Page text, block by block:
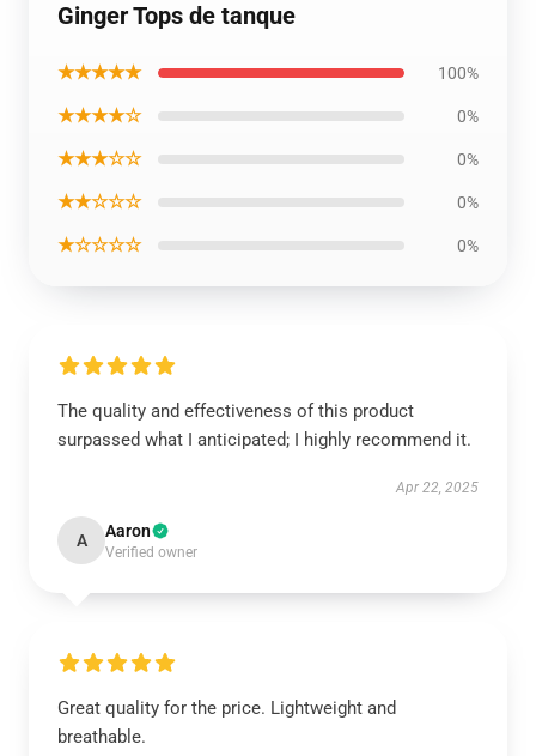
Ginger Tops de tanque
★★★★★ 100%
★★★★☆ 0%
★★★☆☆ 0%
★★☆☆☆ 0%
★☆☆☆☆ 0%
The quality and effectiveness of this product
surpassed what I anticipated; I highly recommend it.
Apr 22, 2025
A Aaron
Verified owner
Great quality for the price. Lightweight and
breathable.